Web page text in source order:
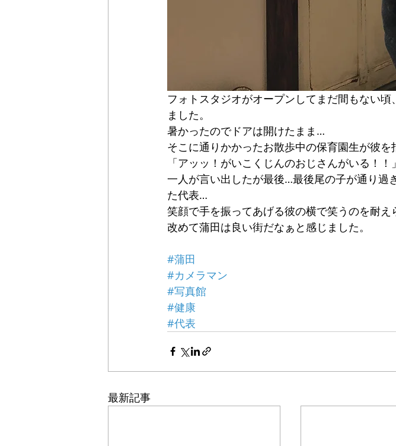
フォトスタジオがオープンしてまだ間もない
ました。
暑かったのでドアは開けたまま…
そこに通りかかったお散歩中の保育園生が彼
「アッッ！がいこくじんのおじさんがいる！！」
一人が言い出したが最後…最後尾の子が通り過
た代表…
笑顔で手を振ってあげる彼の横で笑うのを耐
改めて蒲田は良い街だなぁと感じました。
#蒲田
#カメラマン
#写真館
#健康
#代表
最新記事